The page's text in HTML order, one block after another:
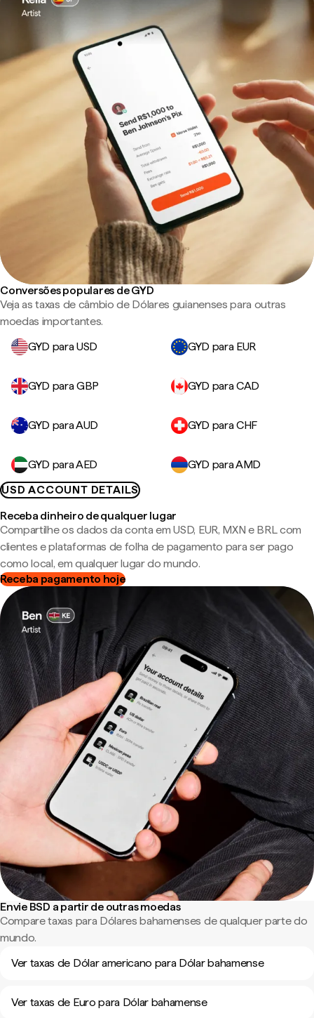
Conversões populares de GYD
Veja as taxas de câmbio de Dólares guianenses para outras
moedas importantes.
GYD para USD
GYD para EUR
GYD para GBP GYD para CAD
GYD para AUD GYD para CHF
GYD para AED
GYD para AMD
USD ACCOUNT DETAILS
Receba dinheiro de qualquer lugar
Compartilhe os dados da conta em USD, EUR, MXN e BRL com
clientes e plataformas de folha de pagamento para ser pago
como local, em qualquer lugar do mundo.
Receba pagamento hoje
Envie BSD a partir de outras moedas
Compare taxas para Dólares bahamenses de qualquer parte do
mundo.
Ver taxas de Dólar americano para Dólar bahamense
Ver taxas de Euro para Dólar bahamense